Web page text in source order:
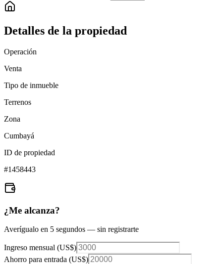
Detalles de la propiedad
Operación
Venta
Tipo de inmueble
Terrenos
Zona
Cumbayá
ID de propiedad
#1458443
¿Me alcanza?
Averígualo en 5 segundos — sin registrarte
Ingreso mensual (US$)
Ahorro para entrada (US$)